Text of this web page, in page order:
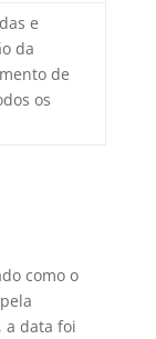
e
da
de
os
como o
a data foi